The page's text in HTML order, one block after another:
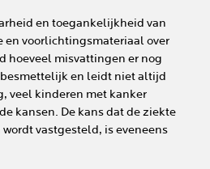
en toegankelijkheid van
en voorlichtingsmateriaal over
hoeveel misvattingen er nog
en leidt niet altijd
veel kinderen met kanker
kansen. De kans dat de ziekte
vastgesteld, is eveneens